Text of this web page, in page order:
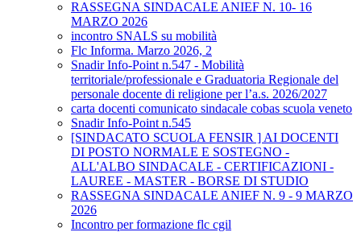
RASSEGNA SINDACALE ANIEF N. 10- 16
MARZO 2026
incontro SNALS su mobilità
Flc Informa. Marzo 2026, 2
Snadir Info-Point n.547 - Mobilità
territoriale/professionale e Graduatoria Regionale del
personale docente di religione per l’a.s. 2026/2027
carta docenti comunicato sindacale cobas scuola veneto
Snadir Info-Point n.545
[SINDACATO SCUOLA FENSIR ] AI DOCENTI
DI POSTO NORMALE E SOSTEGNO -
ALL'ALBO SINDACALE - CERTIFICAZIONI -
LAUREE - MASTER - BORSE DI STUDIO
RASSEGNA SINDACALE ANIEF N. 9 - 9 MARZO
2026
Incontro per formazione flc cgil